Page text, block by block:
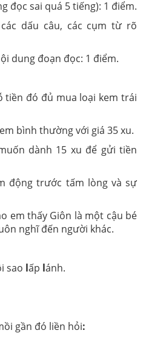
đọc sai quá 5 tiếng): 1 điểm.
dấu câu, các cụm từ rõ
dung đoạn đọc: 1 điểm.
tiền đó đủ mua loại kem trái
bình thường với giá 35 xu.
dành 15 xu để gửi tiền
động trước tấm lòng và sự
em thấy Giôn là một cậu bé
nghĩ đến người khác.
sao lấp lánh.
gần đó liền hỏi: